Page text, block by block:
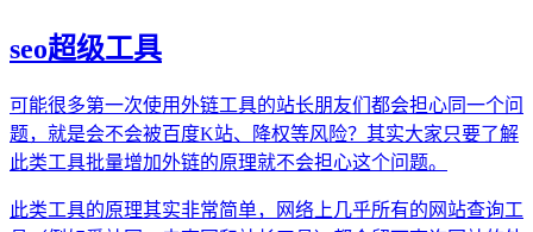
seo超级工具
可能很多第一次使用外链工具的站长朋友们都会担心同一个问
题，就是会不会被百度K站、降权等风险？其实大家只要了解
此类工具批量增加外链的原理就不会担心这个问题。
此类工具的原理其实非常简单，网络上几乎所有的网站查询工